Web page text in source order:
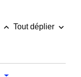
keyboard_arrow_up Tout déplier keyboard_arrow_down